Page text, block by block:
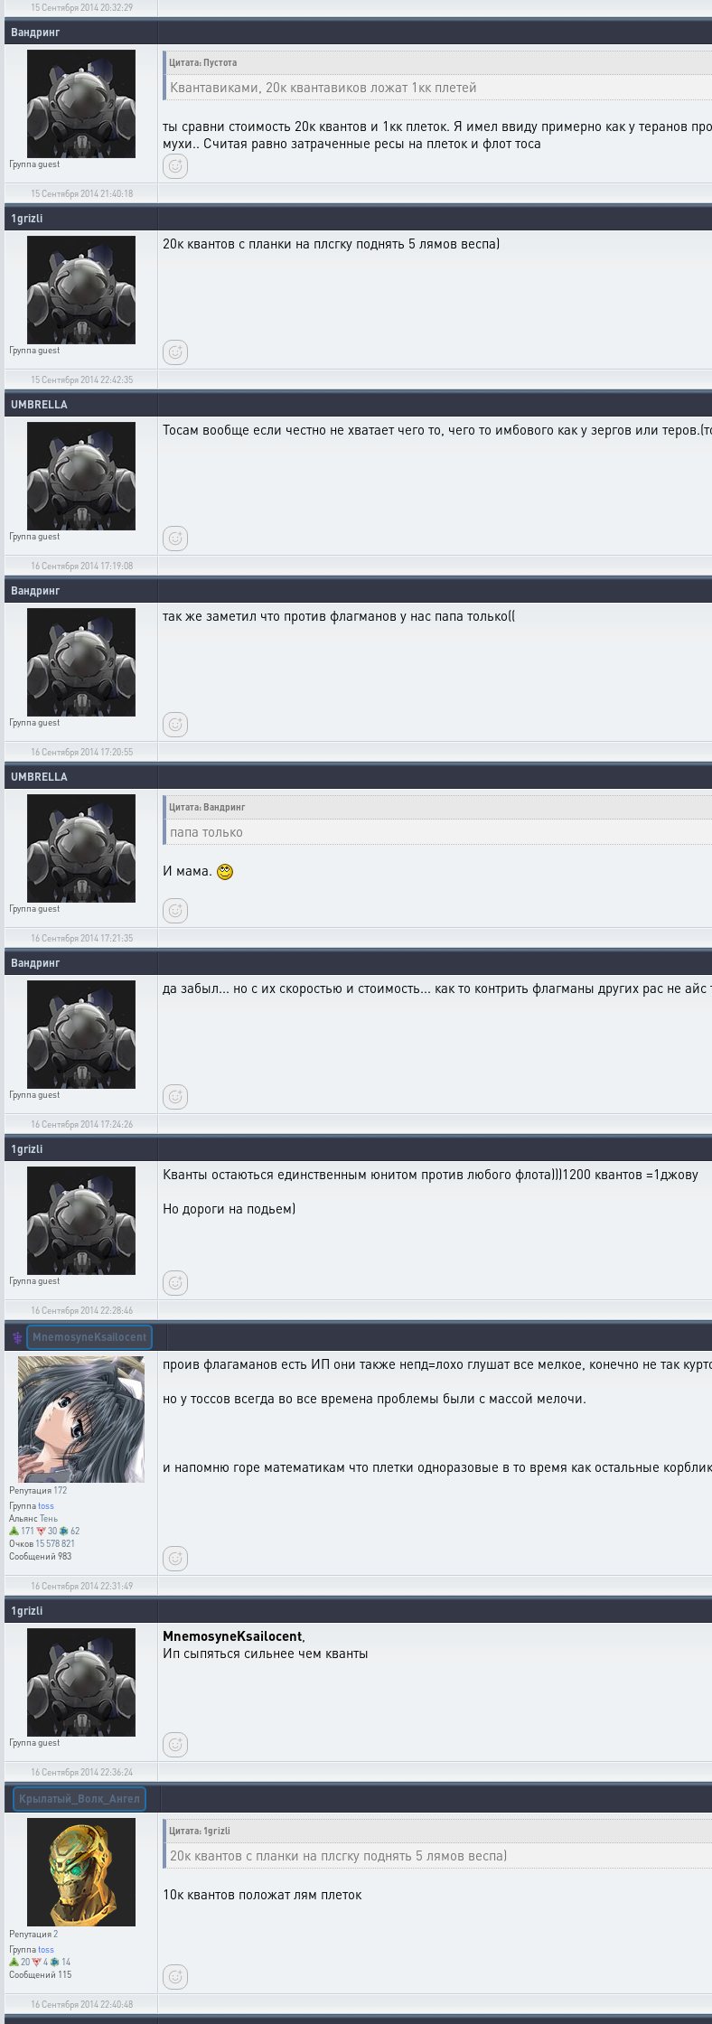
15 Сентября 2014 20:32:29
Вандринг
Группаguest
Цитата: Пустота
Квантавиками, 20к квантавиков ложат 1кк плетей
ты сравни стоимость 20к квантов и 1кк плеток. Я имел ввиду примерно как у теранов
мухи.. Считая равно затраченные ресы на плеток и флот тоса
15 Сентября 2014 21:40:18
1grizli
Группаguest
20к квантов с планки на плсгку поднять 5 лямов веспа)
15 Сентября 2014 22:42:35
UMBRELLA
Группаguest
Тосам вообще если честно не хватает чего то, чего то имбового как у зергов или
16 Сентября 2014 17:19:08
Вандринг
Группаguest
так же заметил что против флагманов у нас папа только((
16 Сентября 2014 17:20:55
UMBRELLA
Группаguest
Цитата: Вандринг
папа только
И мама.
16 Сентября 2014 17:21:35
Вандринг
Группаguest
да забыл... но с их скоростью и стоимость... как то контрить флагманы других рас не
16 Сентября 2014 17:24:26
1grizli
Группаguest
Кванты остаються единственным юнитом против любого флота)))1200 квантов =1джову
Но дороги на подьем)
16 Сентября 2014 22:28:46
⚕️ MnemosyneKsailocent
Репутация 172
Группаtoss
АльянсТень
171
30
62
Очков 15 578 821
Сообщений 983
проив флагаманов есть ИП они также непд=лохо глушат все мелкое, конечно не так
но у тоссов всегда во все времена проблемы были с массой мелочи.
и напомню горе математикам что плетки одноразовые в то время как остальные
16 Сентября 2014 22:31:49
1grizli
Группаguest
MnemosyneKsailocent,
Ип сыпяться сильнее чем кванты
16 Сентября 2014 22:36:24
Крылатый_Волк_Ангел
Репутация2
Группаtoss
20
4
14
Сообщений 115
Цитата: 1grizli
20к квантов с планки на плсгку поднять 5 лямов веспа)
10к квантов положат лям плеток
16 Сентября 2014 22:40:48